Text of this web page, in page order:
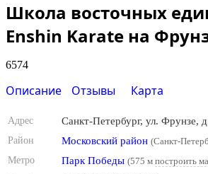
Школа восточных
Enshin Karate на
6574
Описание Отзывы Карта
Адрес Санкт-Петербург, ул. Фрунзе,
Район Московский район (Санкт-
Метро
Парк Победы (575 м построить